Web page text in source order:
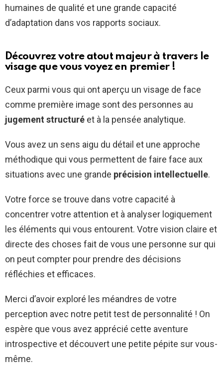
humaines de qualité et une grande capacité
d’adaptation dans vos rapports sociaux.
Découvrez votre atout majeur à travers le
visage que vous voyez en premier !
Ceux parmi vous qui ont aperçu un visage de face
comme première image sont des personnes au
jugement structuré et à la pensée analytique.
Vous avez un sens aigu du détail et une approche
méthodique qui vous permettent de faire face aux
situations avec une grande précision intellectuelle.
Votre force se trouve dans votre capacité à
concentrer votre attention et à analyser logiquement
les éléments qui vous entourent. Votre vision claire et
directe des choses fait de vous une personne sur qui
on peut compter pour prendre des décisions
réfléchies et efficaces.
Merci d’avoir exploré les méandres de votre
perception avec notre petit test de personnalité ! On
espère que vous avez apprécié cette aventure
introspective et découvert une petite pépite sur vous-
même.